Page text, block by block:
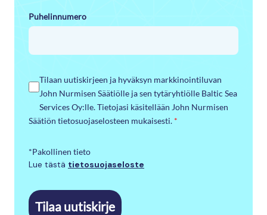
Puhelinnumero
Tilaan uutiskirjeen ja hyväksyn markkinointiluvan
John Nurmisen Säätiölle ja sen tytäryhtiölle Baltic Sea
Services Oy:lle. Tietojasi käsitellään John Nurmisen
Säätiön tietosuojaselosteen mukaisesti. *
*Pakollinen tieto
Lue tästä tietosuojaseloste
Tilaa uutiskirje